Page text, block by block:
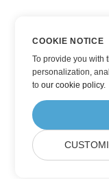
COOKIE NOTICE
To provide you with
personalization,
toour cookie policy.